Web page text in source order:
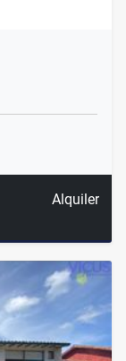
Alquiler